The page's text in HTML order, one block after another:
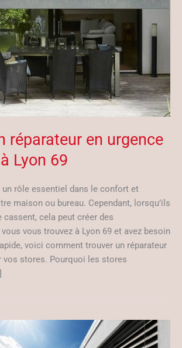
réparateur en urgence
Lyon 69
rôle essentiel dans le confort et
maison ou bureau. Cependant, lorsqu’ils
cassent, cela peut créer des
vous trouvez à Lyon 69 et avez besoin
voici comment trouver un réparateur
vos stores. Pourquoi les stores